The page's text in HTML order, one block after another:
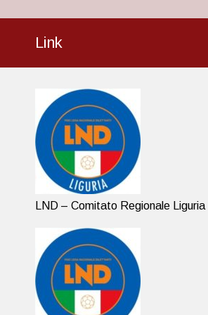
Link
LND – Comitato Regionale Liguria